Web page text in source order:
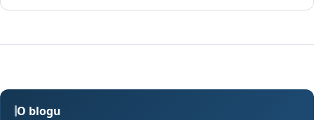
O blogu